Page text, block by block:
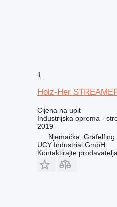
1
Holz-Her
Cijena na upit
Industrijska oprema -
2019
Njemačka, Gräfelfing
UCY Industrial GmbH
Kontaktirajte prodavatelja